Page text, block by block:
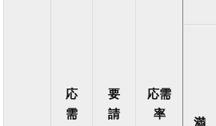
応
需
要
請
応需
率
満